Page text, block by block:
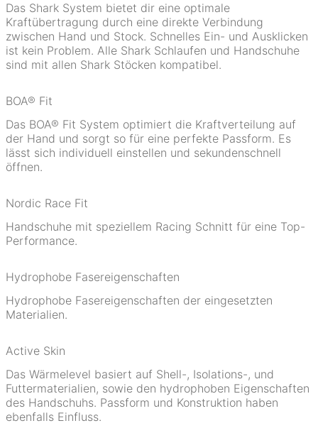
Das Shark System bietet dir eine optimale
Kraftübertragung durch eine direkte Verbindung
zwischen Hand und Stock. Schnelles Ein- und Ausklicken
ist kein Problem. Alle Shark Schlaufen und Handschuhe
sind mit allen Shark Stöcken kompatibel.
BOA® Fit
Das BOA® Fit System optimiert die Kraftverteilung auf
der Hand und sorgt so für eine perfekte Passform. Es
lässt sich individuell einstellen und sekundenschnell
öffnen.
Nordic Race Fit
Handschuhe mit speziellem Racing Schnitt für eine Top-
Performance.
Hydrophobe Fasereigenschaften
Hydrophobe Fasereigenschaften der eingesetzten
Materialien.
Active Skin
Das Wärmelevel basiert auf Shell-, Isolations-, und
Futtermaterialien, sowie den hydrophoben Eigenschaften
des Handschuhs. Passform und Konstruktion haben
ebenfalls Einfluss.